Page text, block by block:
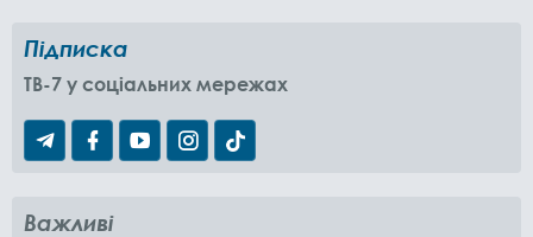
Підписка
TB-7 у соціальних мережах
Важливі